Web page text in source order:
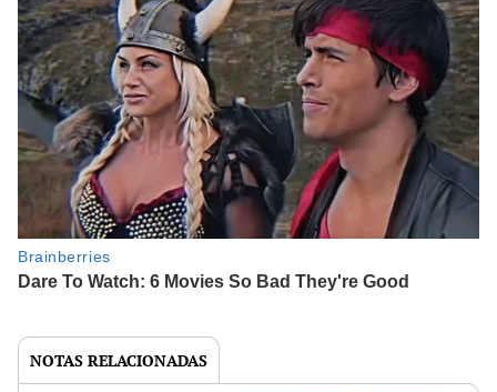
NOTAS RELACIONADAS